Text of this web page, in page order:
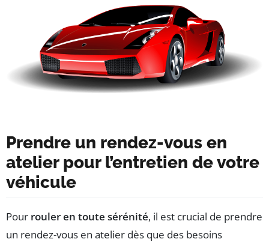
Prendre un rendez-vous en
atelier pour l’entretien de votre
véhicule
Pour rouler en toute sérénité, il est crucial de prendre
un rendez-vous en atelier dès que des besoins